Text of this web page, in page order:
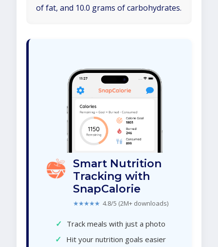
of fat, and 10.0 grams of carbohydrates.
Smart Nutrition
Tracking with
SnapCalorie
★★★★★ 4.8/5 (2M+ downloads)
✓ Track meals with just a photo
✓ Hit your nutrition goals easier